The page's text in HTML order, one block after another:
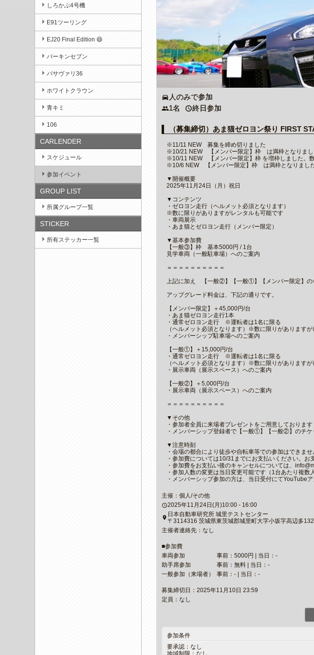
しろかぶ4号機
E91ツーリング
EJ20 Final Edition 😄
バーキンセブン
パサヴァリ36
ホワイトクラウン
青キミ
106
CARLENDER
スケジュール
参加イベント
GROUP LIST
所属グループ一覧
STICKER
所有ステッカー一覧
directions_car 人のみで参加
people1名 access_time終日参加
（募集締切）あま猫ゼロヨン祭り FIRST
※11/11 NEW 募集を締め切りました
※10/21 NEW 【メンバー限定】枠 は満枠となりまし
※10/11 NEW 【メンバー限定】枠 を増枠しました。数
※10/6 NEW 【メンバー限定】枠 は満枠となりました
▼開催概要
2025年11月24日（月）祝日
▼コンテンツ
・ゼロヨン走行（ヘルメット必須となります）
※数に限りがありますがレンタルも可能です
・車両展示
・あま猫とゼロヨン走行（メンバー限定）
▼基本参加費
【一般③】枠 基本5000円 / 1台
見学車両（一般駐車場）へのご案内
＝＝＝＝＝＝＝＝＝＝
上記に加え 【一般②】【一般①】【メンバー限定】の
アップグレード料金は、下記の通りです。
【メンバー限定】＋45,000円/台
・あま猫ゼロヨン走行1本
・通常ゼロヨン走行 ※運転者は1名に限る
（ヘルメット必須となります）※数に限りがあります
・メンバーシップ駐車場へのご案内
【一般①】＋15,000円/台
・通常ゼロヨン走行 ※運転者は1名に限る
（ヘルメット必須となります）※数に限りがあります
・展示車両（展示スペース）へのご案内
【一般②】＋5,000円/台
・展示車両（展示スペース）へのご案内
＝＝＝＝＝＝＝＝＝＝
▼その他
・参加者全員に来場者プレゼントをご用意しております
・メンバーシップ登録者で【一般①】【一般②】のチ
▼注意時刻
・会場の都合により徒歩や自転車等での参加はできま
・参加費については10/31までにお支払いください。
・参加費をお支払い後のキャンセルについては、
・参加人数の変更は当日変更可能です（1台あたり複数
・メンバーシップ参加の方は、当日受付にてYouTube
主催：個人/その他
access_time2025年11月24日(月)10:00 - 16:00
place 日本自動車研究所 城里テストセンター
〒3114316 茨城県東茨城郡城里町大字小坂字高辺多
主催者連絡先：なし
■参加費
車両参加
事前：5000円 | 当日：-
助手席参加
事前：無料 | 当日：-
一般参加（来場者）
事前：- | 当日：-
募集締切日：2025年11月10日 23:59
定員：なし
参加条件
要承認：なし
地域制限：なし